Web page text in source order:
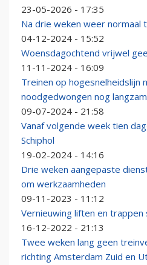
23-05-2026 - 17:35
Na drie weken weer normaal
04-12-2024 - 15:52
Woensdagochtend vrijwel
11-11-2024 - 16:09
Treinen op hogesnelheidslijn
noodgedwongen nog
09-07-2024 - 21:58
Vanaf volgende week tien
Schiphol
19-02-2024 - 14:16
Drie weken aangepaste
om werkzaamheden
09-11-2023 - 11:12
Vernieuwing liften en
16-12-2022 - 21:13
Twee weken lang geen
richting Amsterdam Zuid en